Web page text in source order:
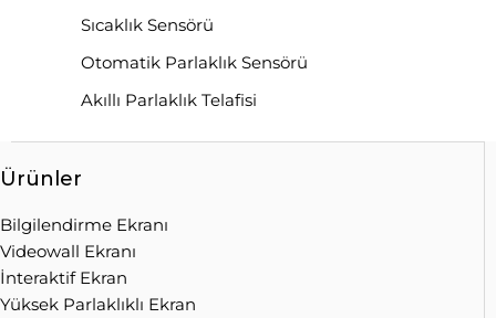
Sıcaklık Sensörü
Otomatik Parlaklık Sensörü
Akıllı Parlaklık Telafisi
Ürünler
Bilgilendirme Ekranı
Videowall Ekranı
İnteraktif Ekran
Yüksek Parlaklıklı Ekran